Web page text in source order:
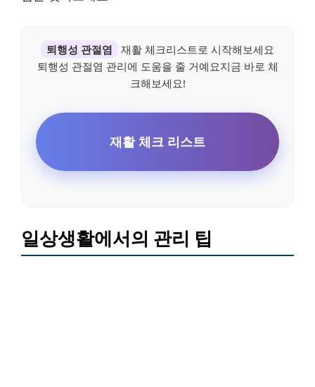
퇴행성 관절염
재활 체크리스트로 시작해보세요
퇴행성 관절염 관리에 도움을 줄 거예요지금 바로 체
크해보세요!
재활 체크 리스트
일상생활에서의 관리 팁